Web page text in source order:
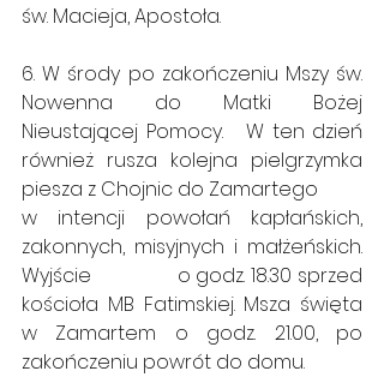
św. Macieja, Apostoła.
6. W środy po zakończeniu Mszy św.
Nowenna do Matki Bożej
Nieustającej Pomocy.   W ten dzień
również rusza kolejna pielgrzymka
piesza z Chojnic do Zamartego
w intencji powołań kapłańskich,
zakonnych, misyjnych i małżeńskich.
Wyjście               o godz. 18.30 sprzed
kościoła MB Fatimskiej. Msza święta
w Zamartem o godz. 21.00, po
zakończeniu powrót do domu.